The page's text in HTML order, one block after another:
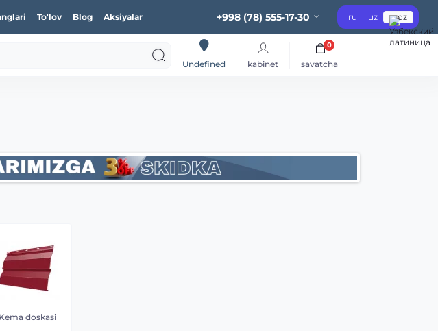
To'lov Blog Aksiyalar +998 (78) 555-17-30 ru uz oz
Undefined kabinet savatcha
0
Kema doskasi